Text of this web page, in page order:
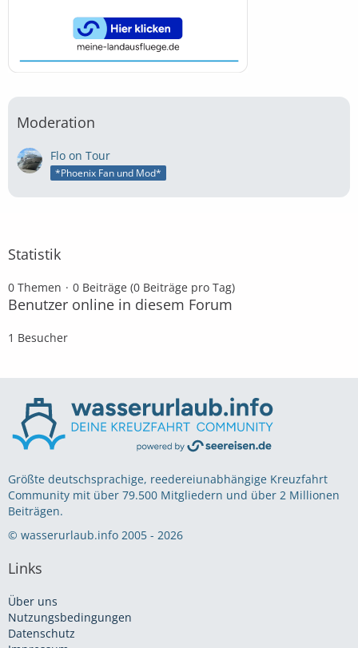
Moderation
Flo on Tour
*Phoenix Fan und Mod*
Statistik
0 Themen 0 Beiträge (0 Beiträge pro Tag)
Benutzer online in diesem Forum
1 Besucher
Größte deutschsprachige, reedereiunabhängige Kreuzfahrt
Community mit über 79.500 Mitgliedern und über 2 Millionen
Beiträgen.
© wasserurlaub.info 2005 - 2026
Links
Über uns
Nutzungsbedingungen
Datenschutz